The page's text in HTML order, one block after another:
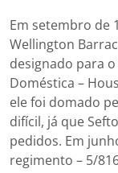
Em setembro de
Wellington
designado para
Doméstica –
ele foi domado
difícil, já que
pedidos. Em
regimento – 5/